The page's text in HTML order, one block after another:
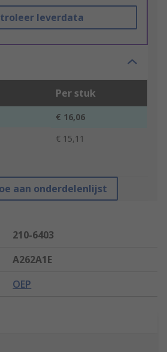
leverdata
Per stuk
€ 16,06
€ 15,11
aan onderdelenlijst
210-6403
A262A1E
OEP